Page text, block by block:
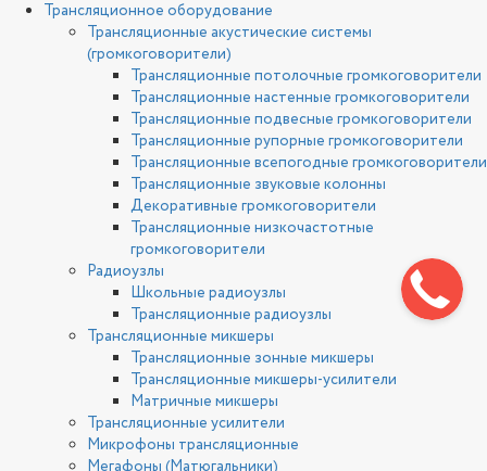
Трансляционное оборудование
Трансляционные акустические системы
(громкоговорители)
Трансляционные потолочные громкоговорители
Трансляционные настенные громкоговорители
Трансляционные подвесные громкоговорители
Трансляционные рупорные громкоговорители
Трансляционные всепогодные громкоговорители
Трансляционные звуковые колонны
Декоративные громкоговорители
Трансляционные низкочастотные
громкоговорители
Радиоузлы
Школьные радиоузлы
Трансляционные радиоузлы
Трансляционные микшеры
Трансляционные зонные микшеры
Трансляционные микшеры-усилители
Матричные микшеры
Трансляционные усилители
Микрофоны трансляционные
Мегафоны (Матюгальники)